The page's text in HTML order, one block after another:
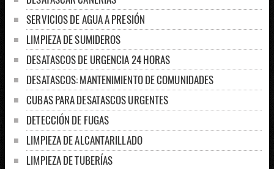
SERVICIOS DE AGUA A PRESIÓN
LIMPIEZA DE SUMIDEROS
DESATASCOS DE URGENCIA 24 HORAS
DESATASCOS: MANTENIMIENTO DE COMUNIDADES
CUBAS PARA DESATASCOS URGENTES
DETECCIÓN DE FUGAS
LIMPIEZA DE ALCANTARILLADO
LIMPIEZA DE TUBERÍAS